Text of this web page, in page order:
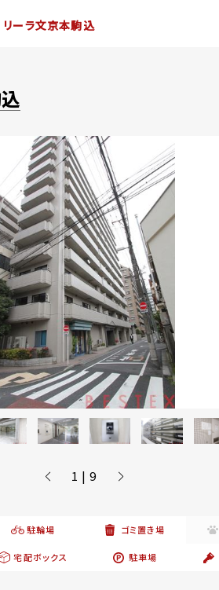
リーラ文京本駒込
1 | 9
駐輪場 ゴミ置き場
宅配ボックス 駐車場